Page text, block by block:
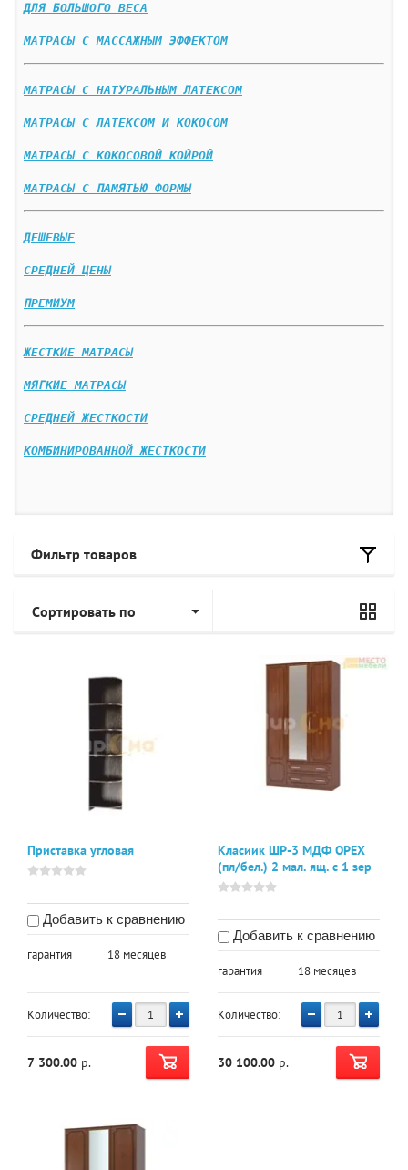
ДЛЯ БОЛЬШОГО ВЕСА
МАТРАСЫ С МАССАЖНЫМ ЭФФЕКТОМ
МАТРАСЫ С НАТУРАЛЬНЫМ ЛАТЕКСОМ
МАТРАСЫ С ЛАТЕКСОМ И КОКОСОМ
МАТРАСЫ С КОКОСОВОЙ КОЙРОЙ
МАТРАСЫ С ПАМЯТЬЮ ФОРМЫ
ДЕШЕВЫЕ
СРЕДНЕЙ ЦЕНЫ
ПРЕМИУМ
ЖЕСТКИЕ МАТРАСЫ
МЯГКИЕ МАТРАСЫ
СРЕДНЕЙ ЖЕСТКОСТИ
КОМБИНИРОВАННОЙ ЖЕСТКОСТИ
Фильтр товаров
Сортировать по
Приставка угловая
Добавить к сравнению
гарантия 18 месяцев
Количество:
7 300.00 р.
Класиик ШР-3 МДФ ОРЕХ
(пл/бел.) 2 мал. ящ. с 1 зер
Добавить к сравнению
гарантия 18 месяцев
Количество:
30 100.00р.